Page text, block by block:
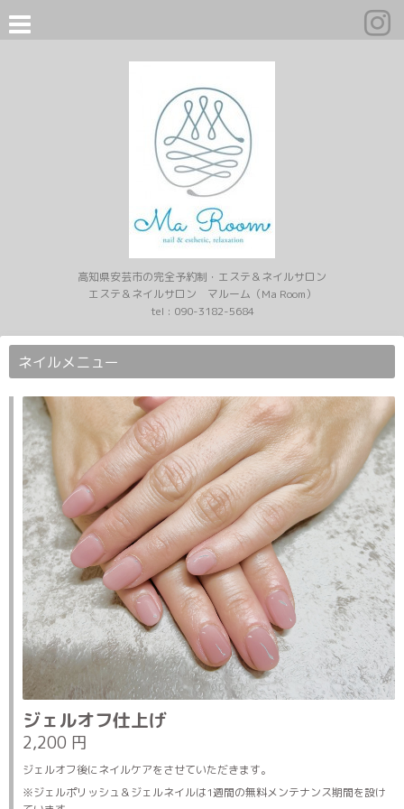
高知県安芸市の完全予約制・エステ＆ネイルサロン
エステ＆ネイルサロン マルーム（Ma Room）
tel : 090-3182-5684
ネイルメニュー
ジェルオフ仕上げ
2,200 円
ジェルオフ後にネイルケアをさせていただきます。
※ジェルポリッシュ＆ジェルネイルは1週間の無料メンテナンス期間を設け